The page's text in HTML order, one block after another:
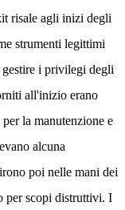
risale agli inizi degli
strumenti legittimi
i privilegi degli
all'inizio erano
la manutenzione e
alcuna
poi nelle mani dei
per scopi distruttivi. I